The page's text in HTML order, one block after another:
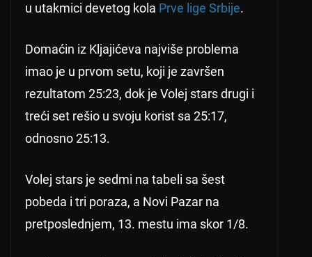
u utakmici devetog kola Prve lige Srbije.
Domaćin iz Kljajićeva najviše problema
imao je u prvom setu, koji je završen
rezultatom 25:23, dok je Volej stars drugi i
treći set rešio u svoju korist sa 25:17,
odnosno 25:13.
Volej stars je sedmi na tabeli sa šest
pobeda i tri poraza, a Novi Pazar na
pretposlednjem, 13. mestu ima skor 1/8.